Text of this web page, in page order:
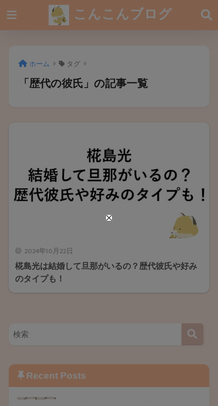
こんこんブログ
ホーム タグ
「歴代の彼氏」の記事一覧
2024年10月22日
椛島光は結婚して旦那がいるの？歴代彼氏や好み
のタイプも！
Recent Posts